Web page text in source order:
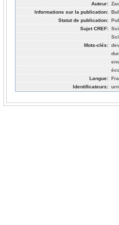
Auteur:
Informations sur la publication:
Statut de publication:
Sujet CREF:
Mots-clés:
Langue:
Identificateurs: